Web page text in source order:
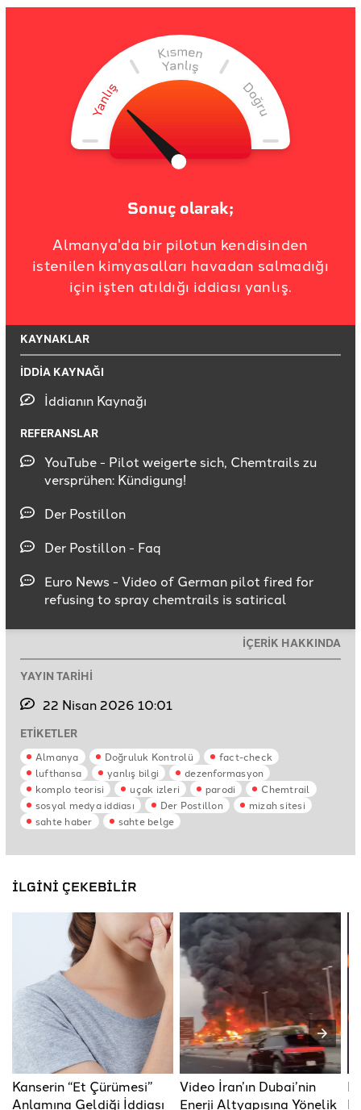
Sonuç olarak;
Almanya'da bir pilotun kendisinden
istenilen kimyasalları havadan salmadığı
için işten atıldığı iddiası yanlış.
KAYNAKLAR
İDDİA KAYNAĞI
İddianın Kaynağı
REFERANSLAR
YouTube - Pilot weigerte sich, Chemtrails zu
versprühen: Kündigung!
Der Postillon
Der Postillon - Faq
Euro News - Video of German pilot fired for
refusing to spray chemtrails is satirical
İÇERİK HAKKINDA
YAYIN TARİHİ
22 Nisan 2026 10:01
ETİKETLER
Almanya Doğruluk Kontrolü
fact-check
lufthansa
yanlış bilgi
dezenformasyon
komplo teorisi
uçak izleri parodi
Chemtrail
sosyal medya iddiası
Der Postillon
mizah sitesi
sahte haber
sahte belge
İLGİNİ ÇEKEBİLİR
Kanserin “Et Çürümesi”
Anlamına Geldiği İddiası
Video İran’ın Dubai’nin
Enerji Altyapısına Yönelik